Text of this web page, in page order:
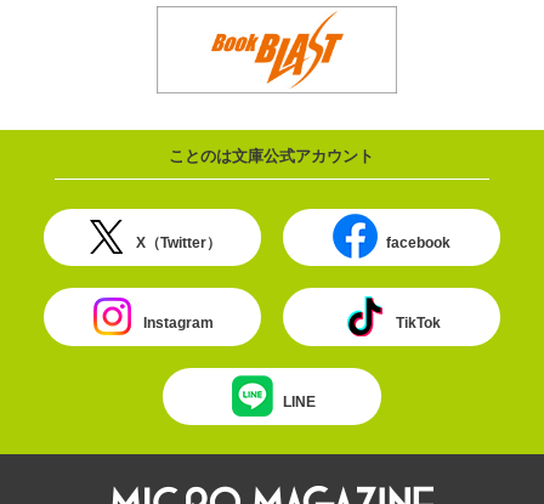
ことのは文庫公式アカウント
X（Twitter） facebook
Instagram TikTok
LINE